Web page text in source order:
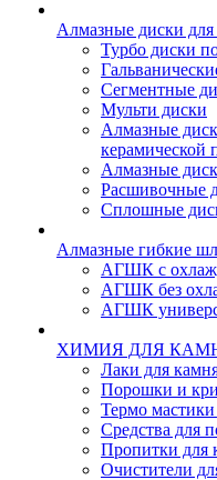
Алмазные диски
Турбо диски
Сегментные
Мульти диски
Алмазные
керамической
Алмазные
Расшивочные
Сплошные
Алмазные гибкие
АГШК с
АГШК без
АГШК
ХИМИЯ ДЛЯ
Лаки для
Порошки и
Термо
Средства для
Пропитки для
Очистители